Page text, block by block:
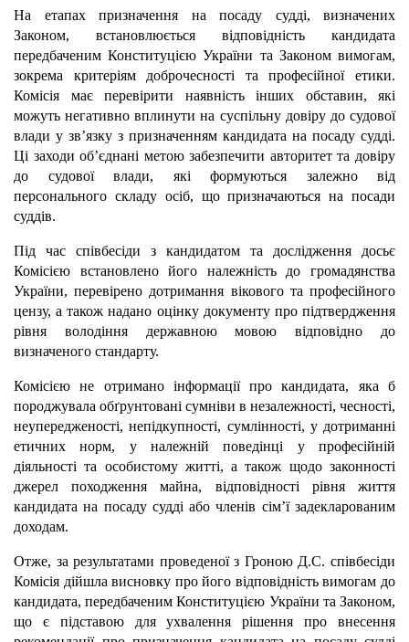
На етапах призначення на посаду судді, визначених
Законом, встановлюється відповідність кандидата
передбаченим Конституцією України та Законом вимогам,
зокрема критеріям доброчесності та професійної етики.
Комісія має перевірити наявність інших обставин, які
можуть негативно вплинути на суспільну довіру до судової
влади у зв’язку з призначенням кандидата на посаду судді.
Ці заходи об’єднані метою забезпечити авторитет та довіру
до судової влади, які формуються залежно від
персонального складу осіб, що призначаються на посади
суддів.
Під час співбесіди з кандидатом та дослідження досьє
Комісією встановлено його належність до громадянства
України, перевірено дотримання вікового та професійного
цензу, а також надано оцінку документу про підтвердження
рівня володіння державною мовою відповідно до
визначеного стандарту.
Комісією не отримано інформації про кандидата, яка б
породжувала обґрунтовані сумніви в незалежності, чесності,
неупередженості, непідкупності, сумлінності, у дотриманні
етичних норм, у належній поведінці у професійній
діяльності та особистому житті, а також щодо законності
джерел походження майна, відповідності рівня життя
кандидата на посаду судді або членів сім’ї задекларованим
доходам.
Отже, за результатами проведеної з Гроною Д.С. співбесіди
Комісія дійшла висновку про його відповідність вимогам до
кандидата, передбаченим Конституцією України та Законом,
що є підставою для ухвалення рішення про внесення